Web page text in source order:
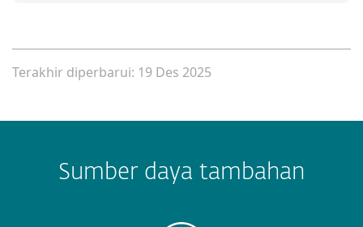
Terakhir diperbarui: 19 Des 2025
Sumber daya tambahan